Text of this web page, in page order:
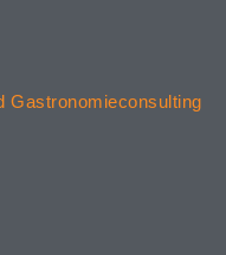
Gastronomieconsulting